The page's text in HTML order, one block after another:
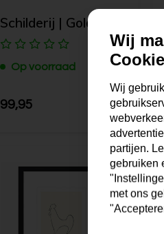
Schilderij | Golden II
Op voorraad
99,95
Wij
Wij
partijen.
gebruiken
met ons